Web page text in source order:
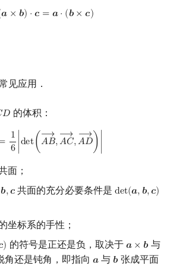
𝒂 × 𝒃) ⋅ 𝒄 = 𝒂⋅ (𝒃 × 𝒄)
( a× b )⋅c=a⋅( b ×c )
见应用．
𝐷 的体积：
1
6 det(
⟶
𝐴𝐵,
⟶
𝐴𝐶,
⟶
𝐴𝐷 )
|det AB→,A C→, AD→)
面；
𝒃,𝒄
,c 共面的充分必要条件是 det(𝒂,𝒃,𝒄)
det(a, b,c)=
坐标系的手性；
)
) 的符号是正还是负，取决于 𝒂 × 𝒃
a×b 与
角还是钝角，即指向a 与b 张成平面